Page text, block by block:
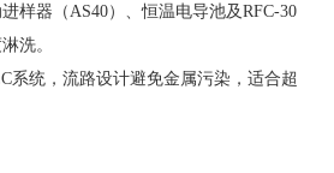
样器（AS40）、恒温电导池及RFC-30
洗。
系统，流路设计避免金属污染，适合超